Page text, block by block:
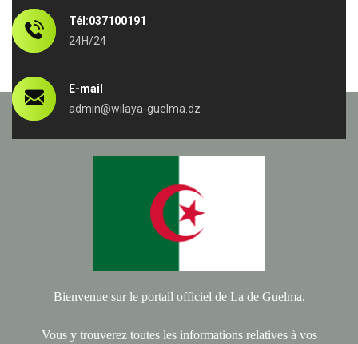
Tél:037100191
24H/24
E-mail
admin@wilaya-guelma.dz
Bienvenue sur le portail officiel de La de Guelma.
Vous y trouverez toutes les informations relatives à vos